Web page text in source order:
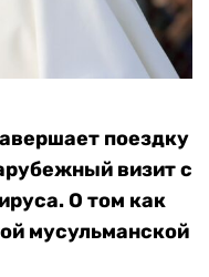
поездку
визит с
О том как
мусульманской